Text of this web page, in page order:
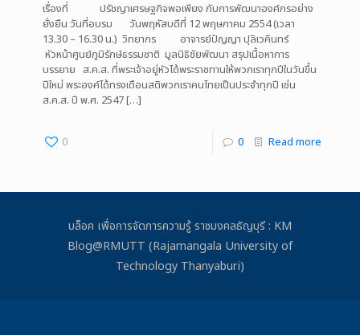
เรื่องที่ ปรัชญาเศรษฐกิจพอเพียง กับการพัฒนาองค์กรอย่าง
ยั่งยืน วันที่อบรม วันพฤหัสบดีที่ 12 พฤษภาคม 2554 (เวลา
13.30 – 16.30 น.) วิทยากร อาจารย์ปัญญา ปุลิเวคินทร์
หัวหน้าศูนย์ภูมิรักษ์ธรรมชาติ มูลนิธิชัยพัฒนา สรุปเนื้อหาการ
บรรยาย ส.ค.ส. ที่พระเจ้าอยู่หัวได้พระราชทานให้พวกเราทุกปีในวันขึ้น
ปีใหม่ พระองค์ได้ทรงเตือนสติพวกเราคนไทยเป็นประจำทุกปี เช่น
ส.ค.ส. ปี พ.ศ. 2547[…]
0 0 Read more
บล็อค เพื่อการจัดการความรู้ ราชมงคลธัญบุรี : KM
Blog@RMUTT (Rajamangala University of
Technology Thanyaburi)